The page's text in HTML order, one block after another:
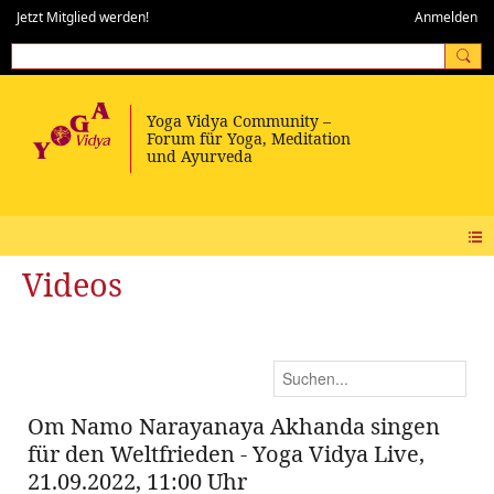
Jetzt Mitglied werden! Anmelden
Videos
Om Namo Narayanaya Akhanda singen
für den Weltfrieden - Yoga Vidya Live,
21.09.2022, 11:00 Uhr